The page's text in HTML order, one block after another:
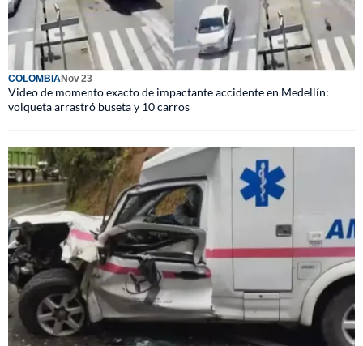
COLOMBIANov 23
Video de momento exacto de impactante accidente en Medellín:
volqueta arrastró buseta y 10 carros